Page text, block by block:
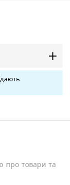
про товари та